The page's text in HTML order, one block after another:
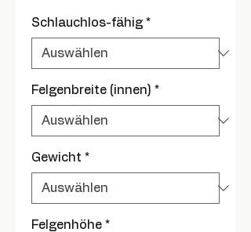
Schlauchlos-fähig *
Felgenbreite (innen) *
Gewicht *
Felgenhöhe *